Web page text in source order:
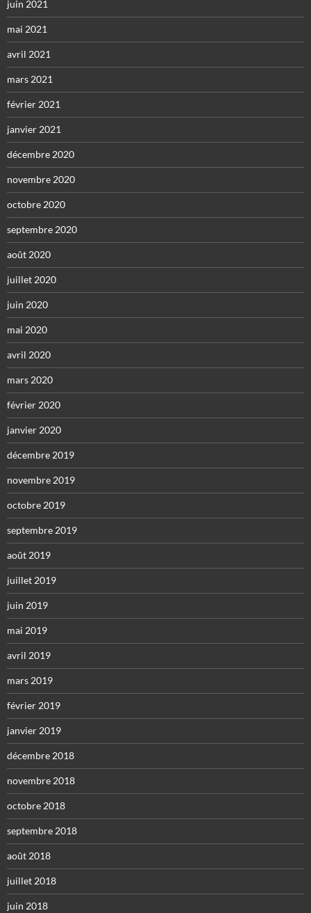
juin 2021
mai 2021
avril 2021
mars 2021
février 2021
janvier 2021
décembre 2020
novembre 2020
octobre 2020
septembre 2020
août 2020
juillet 2020
juin 2020
mai 2020
avril 2020
mars 2020
février 2020
janvier 2020
décembre 2019
novembre 2019
octobre 2019
septembre 2019
août 2019
juillet 2019
juin 2019
mai 2019
avril 2019
mars 2019
février 2019
janvier 2019
décembre 2018
novembre 2018
octobre 2018
septembre 2018
août 2018
juillet 2018
juin 2018